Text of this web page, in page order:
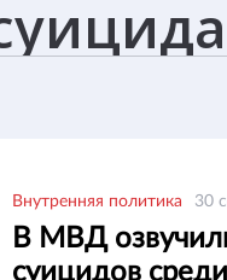
Внутренняя политика 30
В МВД
суицидов